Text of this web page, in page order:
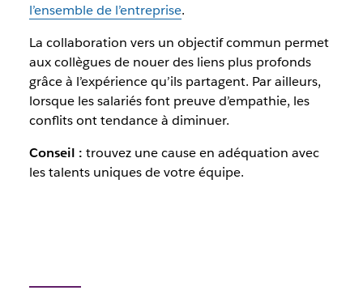
l’ensemble de l’entreprise.
La collaboration vers un objectif commun permet
aux collègues de nouer des liens plus profonds
grâce à l’expérience qu’ils partagent. Par ailleurs,
lorsque les salariés font preuve d’empathie, les
conflits ont tendance à diminuer.
Conseil : trouvez une cause en adéquation avec
les talents uniques de votre équipe.